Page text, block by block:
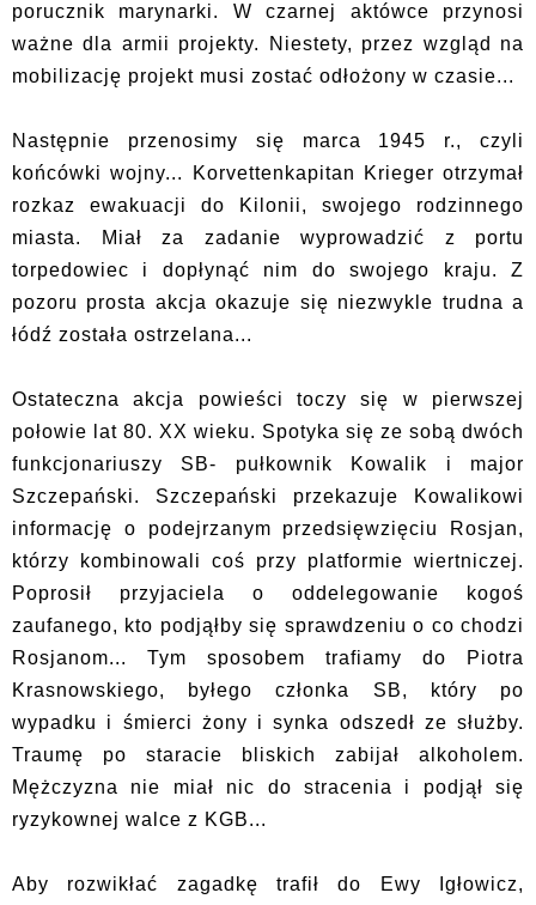
porucznik marynarki. W czarnej aktówce przynosi
ważne dla armii projekty. Niestety, przez wzgląd na
mobilizację projekt musi zostać odłożony w czasie...
Następnie przenosimy się marca 1945 r., czyli
końcówki wojny... Korvettenkapitan Krieger otrzymał
rozkaz ewakuacji do Kilonii, swojego rodzinnego
miasta. Miał za zadanie wyprowadzić z portu
torpedowiec i dopłynąć nim do swojego kraju. Z
pozoru prosta akcja okazuje się niezwykle trudna a
łódź została ostrzelana...
Ostateczna akcja powieści toczy się w pierwszej
połowie lat 80. XX wieku. Spotyka się ze sobą dwóch
funkcjonariuszy SB- pułkownik Kowalik i major
Szczepański. Szczepański przekazuje Kowalikowi
informację o podejrzanym przedsięwzięciu Rosjan,
którzy kombinowali coś przy platformie wiertniczej.
Poprosił przyjaciela o oddelegowanie kogoś
zaufanego, kto podjąłby się sprawdzeniu o co chodzi
Rosjanom... Tym sposobem trafiamy do Piotra
Krasnowskiego, byłego członka SB, który po
wypadku i śmierci żony i synka odszedł ze służby.
Traumę po staracie bliskich zabijał alkoholem.
Mężczyzna nie miał nic do stracenia i podjął się
ryzykownej walce z KGB...
Aby rozwikłać zagadkę trafił do Ewy Igłowicz,